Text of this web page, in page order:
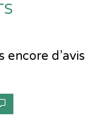
encore d’avis